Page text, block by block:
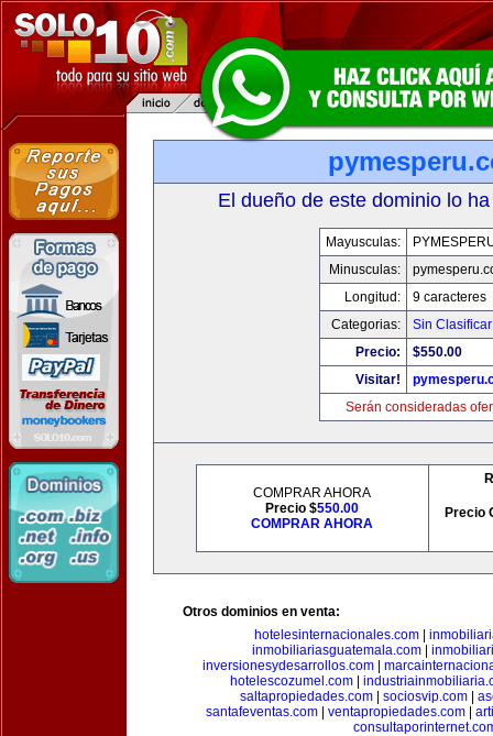
El dueño de este dominio lo
Mayusculas:
Minusculas:
Longitud:
9 caracteres
Categorias:
Sin Clasificar
Precio:
$550.00
Visitar!
Serán consideradas
COMPRAR AHORA
Precio $550.00
COMPRAR AHORA
Precio
Otros dominios en venta:
hotelesinternacionales.com|
inmobiliariasguatemala.com
inversionesydesarrollos.com|
hotelescozumel.com
saltapropiedades.com| sociosvip.com|
santafeventas.com| ventapropiedades.com|